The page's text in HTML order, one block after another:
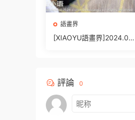
語畫界
[XIAOYU語畫界]2024.03.
評論 0